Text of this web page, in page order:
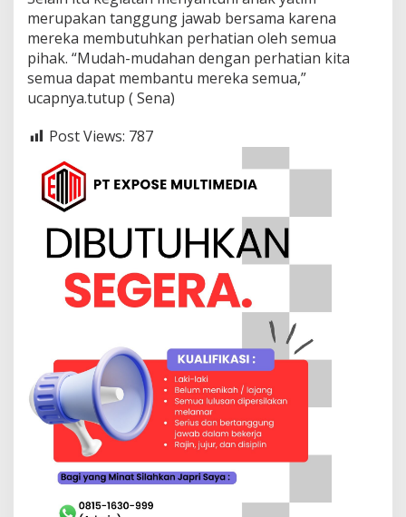
merupakan tanggung jawab bersama karena
mereka membutuhkan perhatian oleh semua
pihak. “Mudah-mudahan dengan perhatian kita
semua dapat membantu mereka semua,”
ucapnya.tutup ( Sena)
Post Views: 787